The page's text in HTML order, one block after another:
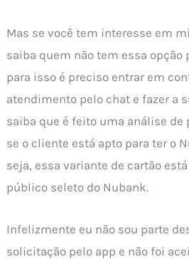
Mas se você tem interesse em
saiba quem não tem essa opção
para isso é preciso entrar em
atendimento pelo chat e fazer a
saiba que é feito uma análise
se o cliente está apto para ter o
seja, essa variante de cartão
público seleto do Nubank.
Infelizmente eu não sou parte
solicitação pelo app e não foi